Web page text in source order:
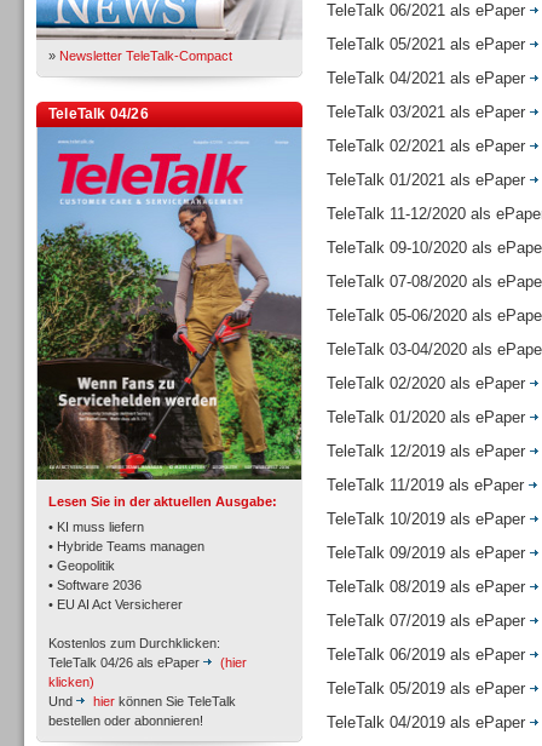
» Newsletter TeleTalk-Compact
TeleTalk 04/26
Lesen Sie in der aktuellen Ausgabe:
• KI muss liefern
• Hybride Teams managen
• Geopolitik
• Software 2036
• EU AI Act Versicherer
Kostenlos zum Durchklicken:
TeleTalk 04/26 als ePaper
(hier
klicken)
Und
hier können Sie TeleTalk
bestellen oder abonnieren!
TK- und ACD-Systeme
Workforce-Management
TeleTalk 06/2021 als ePaper
TeleTalk 05/2021 als ePaper
TeleTalk 04/2021 als ePaper
TeleTalk 03/2021 als ePaper
TeleTalk 02/2021 als ePaper
TeleTalk 01/2021 als ePaper
TeleTalk 11-12/2020 als
TeleTalk 09-10/2020 als
TeleTalk 07-08/2020 als
TeleTalk 05-06/2020 als
TeleTalk 03-04/2020 als
TeleTalk 02/2020 als ePaper
TeleTalk 01/2020 als ePaper
TeleTalk 12/2019 als ePaper
TeleTalk 11/2019 als ePaper
TeleTalk 10/2019 als ePaper
TeleTalk 09/2019 als ePaper
TeleTalk 08/2019 als ePaper
TeleTalk 07/2019 als ePaper
TeleTalk 06/2019 als ePaper
TeleTalk 05/2019 als ePaper
TeleTalk 04/2019 als ePaper